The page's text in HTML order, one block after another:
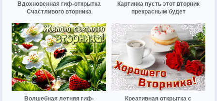
Вдохновенная гиф-открытка
Счастливого вторника
Картинка пусть этот вторник
прекрасным будет
Волшебная летняя гиф- Креативная открытка с